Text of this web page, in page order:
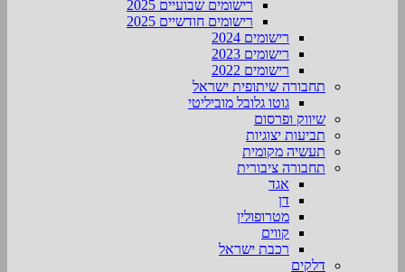
רישומים שבועיים 2025
רישומים חודשיים 2025
רישומים 2024
רישומים 2023
רישומים 2022
תחבורה שיתופית ישראל
גוטו גלובל מוביליטי
שיווק ופרסום
תביעות יצוגיות
תעשיה מקומית
תחבורה ציבורית
אגד
דן
מטרופולין
קווים
רכבת ישראל
דלקים